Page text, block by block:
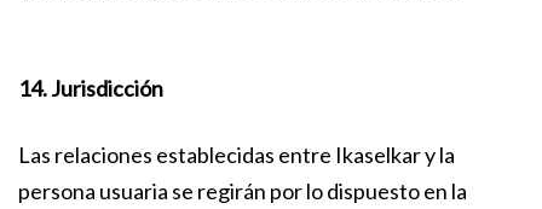
14. Jurisdicción
Las relaciones establecidas entre Ikaselkar y la
persona usuaria se regirán por lo dispuesto en la